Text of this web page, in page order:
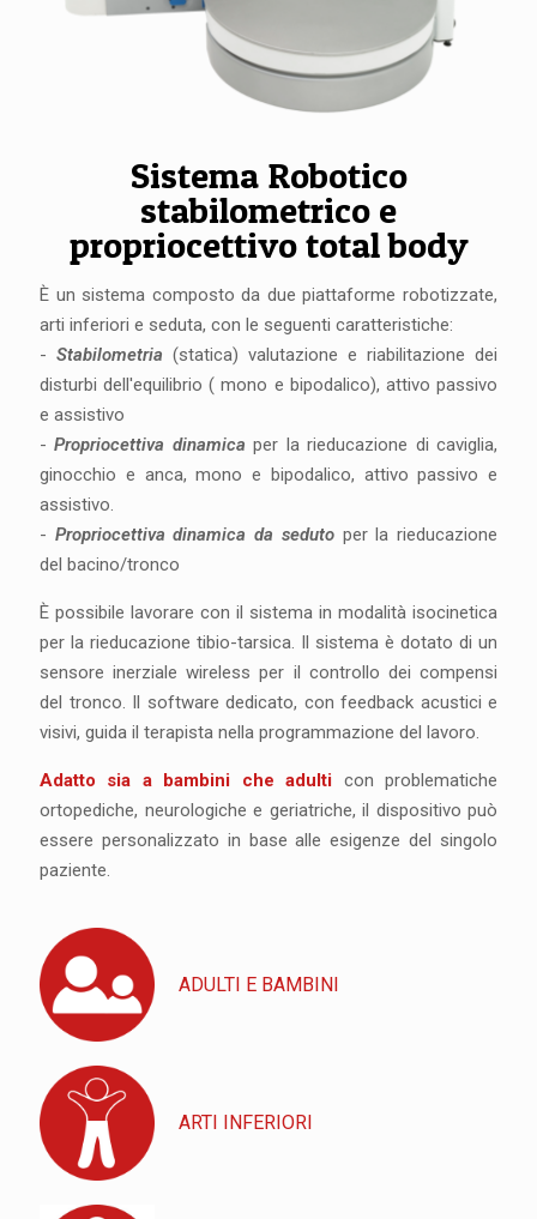
Sistema Robotico
stabilometrico e
propriocettivo total body
È un sistema composto da due piattaforme robotizzate,
arti inferiori e seduta, con le seguenti caratteristiche:
- Stabilometria (statica) valutazione e riabilitazione dei
disturbi dell'equilibrio ( mono e bipodalico), attivo passivo
e assistivo
-Propriocettiva dinamica per la rieducazione di caviglia,
ginocchio e anca, mono e bipodalico, attivo passivo e
assistivo.
- Propriocettiva dinamica da sedutoper la rieducazione
del bacino/tronco
È possibile lavorare con il sistema in modalità isocinetica
per la rieducazione tibio-tarsica. Il sistema è dotato di un
sensore inerziale wireless per il controllo dei compensi
del tronco. Il software dedicato, con feedback acustici e
visivi, guida il terapista nella programmazione del lavoro.
Adatto sia a bambini che adulti con problematiche
ortopediche, neurologiche e geriatriche, il dispositivo può
essere personalizzato in base alle esigenze del singolo
paziente.
ADULTI E BAMBINI
ARTI INFERIORI